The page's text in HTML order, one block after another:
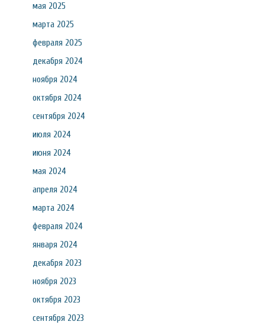
мая 2025
марта 2025
февраля 2025
декабря 2024
ноября 2024
октября 2024
сентября 2024
июля 2024
июня 2024
мая 2024
апреля 2024
марта 2024
февраля 2024
января 2024
декабря 2023
ноября 2023
октября 2023
сентября 2023